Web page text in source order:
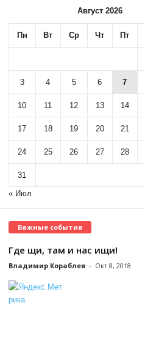
Август 2026
Пн Вт Ср Чт Пт
3 4 5 6 7
10 11 12 13 14
17 18 19 20 21
24 25 26 27 28
31
« Июл
Важные события
Где щи, там и нас ищи!
Владимир Кораблев - Окт 8, 2018